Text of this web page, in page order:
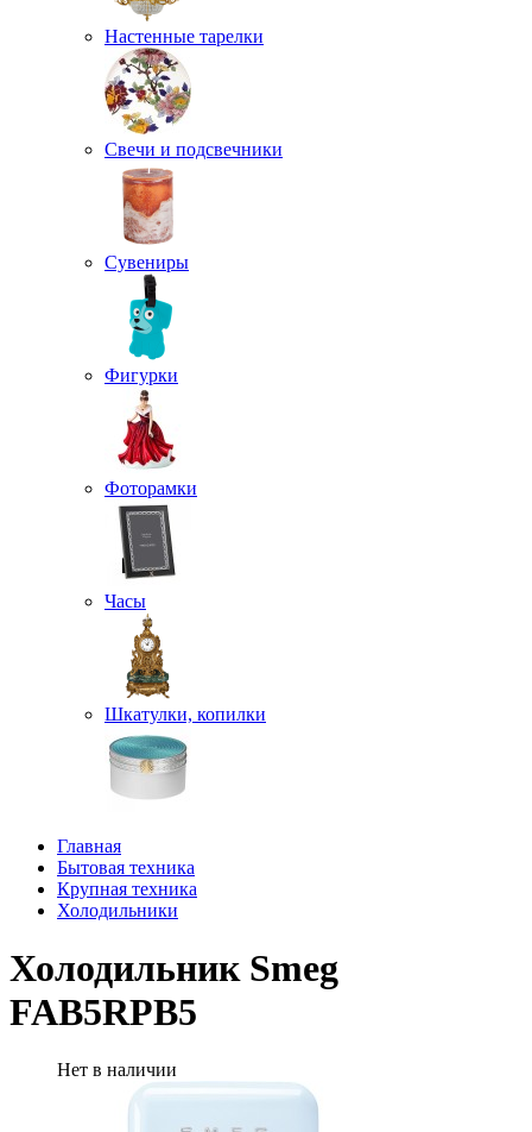
Настенные тарелки
Свечи и подсвечники
Сувениры
Фигурки
Фоторамки
Часы
Шкатулки, копилки
Главная
Бытовая техника
Крупная техника
Холодильники
Холодильник Smeg
FAB5RPB5
Нет в наличии